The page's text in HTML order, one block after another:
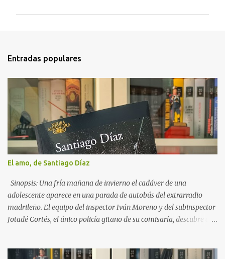
t
o
s
Entradas populares
El amo, de Santiago Díaz
Sinopsis: Una fría mañana de invierno el cadáver de una
adolescente aparece en una parada de autobús del extrarradio
madrileño. El equipo del inspector Iván Moreno y del subinspector
Jotadé Cortés, el único policía gitano de su comisaría, descubre que
de secuestradas a las que han matado justo después de ser madres.